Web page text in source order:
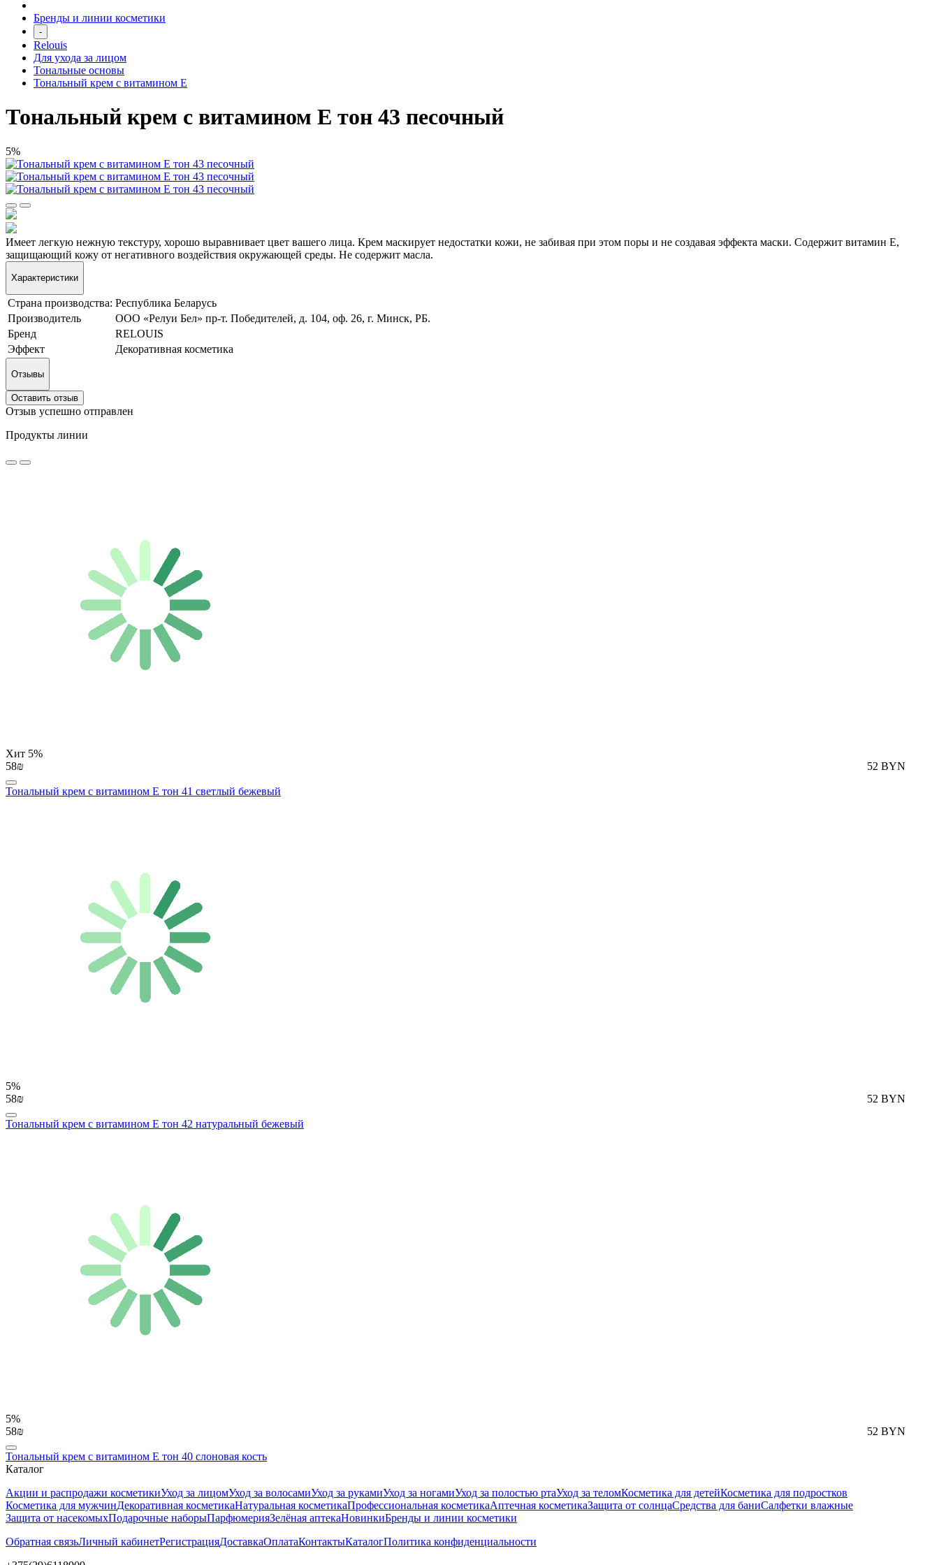
Бренды и линии косметики
-
Relouis
Для ухода за лицом
Тональные основы
Тональный крем с витамином E
Тональный крем с витамином E тон 43 песочный
5%
Имеет легкую нежную текстуру, хорошо выравнивает цвет вашего лица. Крем маскирует недостатки кожи, не забивая при этом поры и не создавая эффекта маски. Содержит витамин Е,
защищающий кожу от негативного воздействия окружающей среды. Не содержит масла.
Характеристики
Страна производства: Республика Беларусь
Производитель
ООО «Релуи Бел» пр-т. Победителей, д. 104, оф. 26, г. Минск, РБ.
Бренд
RELOUIS
Эффект
Декоративная косметика
Отзывы
Оставить отзыв
Отзыв успешно отправлен
Продукты линии
Хит 5%
58₪
52 BYN
Тональный крем с витамином E тон 41 светлый бежевый
5%
58₪
52 BYN
Тональный крем с витамином E тон 42 натуральный бежевый
5%
58₪
52 BYN
Тональный крем с витамином E тон 40 слоновая кость
Каталог
Акции и распродажи косметикиУход за лицомУход за волосамиУход за рукамиУход за ногамиУход за полостью ртаУход за теломКосметика для детейКосметика для подростков
Косметика для мужчинДекоративная косметикаНатуральная косметикаПрофессиональная косметикаАптечная косметикаЗащита от солнцаСредства для баниСалфетки влажные
Защита от насекомыхПодарочные наборыПарфюмерияЗелёная аптекаНовинкиБренды и линии косметики
Обратная связьЛичный кабинетРегистрацияДоставкаОплатаКонтактыКаталогПолитика конфиденциальности